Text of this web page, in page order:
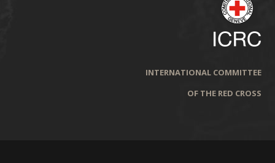
INTERNATIONAL COMMITTEE
OF THE RED CROSS